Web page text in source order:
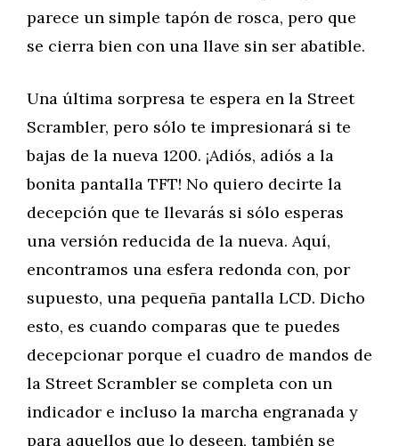
parece un simple tapón de rosca, pero que
se cierra bien con una llave sin ser abatible.
Una última sorpresa te espera en la Street
Scrambler, pero sólo te impresionará si te
bajas de la nueva 1200. ¡Adiós, adiós a la
bonita pantalla TFT! No quiero decirte la
decepción que te llevarás si sólo esperas
una versión reducida de la nueva. Aquí,
encontramos una esfera redonda con, por
supuesto, una pequeña pantalla LCD. Dicho
esto, es cuando comparas que te puedes
decepcionar porque el cuadro de mandos de
la Street Scrambler se completa con un
indicador e incluso la marcha engranada y
para aquellos que lo deseen, también se